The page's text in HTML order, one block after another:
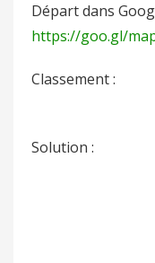
Départ dans
https://goo.gl/
Classement :
Solution :